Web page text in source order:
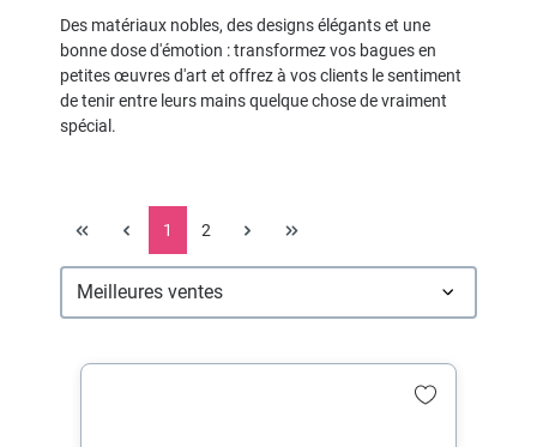
Des matériaux nobles, des designs élégants et une
bonne dose d'émotion : transformez vos bagues en
petites œuvres d'art et offrez à vos clients le sentiment
de tenir entre leurs mains quelque chose de vraiment
spécial.
1 2